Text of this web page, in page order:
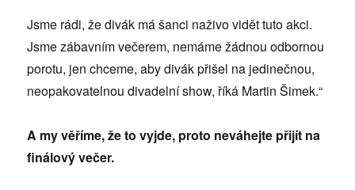
Jsme rádi, že divák má šanci naživo vidět tuto akci.
Jsme zábavním večerem, nemáme žádnou odbornou
porotu, jen chceme, aby divák přišel na jedinečnou,
neopakovatelnou divadelní show, říká Martin Šimek.“
A my věříme, že to vyjde, proto neváhejte přijít na
finálový večer.